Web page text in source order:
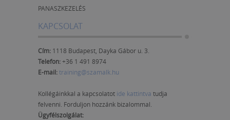
PANASZKEZELÉS
KAPCSOLAT
Cím: 1118 Budapest, Dayka Gábor u. 3.
Telefon:+36 1 491 8974
E-mail:training@szamalk.hu
Kollégáinkkal a kapcsolatot ide kattintva tudja
felvenni. Forduljon hozzánk bizalommal.
Ügyfélszolgálat: